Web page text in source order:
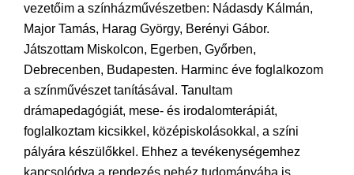
vezetőim a színházművészetben: Nádasdy Kálmán,
Major Tamás, Harag György, Berényi Gábor.
Játszottam Miskolcon, Egerben, Győrben,
Debrecenben, Budapesten. Harminc éve foglalkozom
a színművészet tanításával. Tanultam
drámapedagógiát, mese- és irodalomterápiát,
foglalkoztam kicsikkel, középiskolásokkal, a színi
pályára készülőkkel. Ehhez a tevékenységemhez
kapcsolódva a rendezés nehéz tudományába is